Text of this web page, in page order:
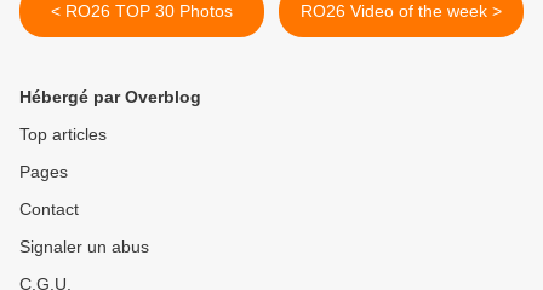
< RO26 TOP 30 Photos RO26 Video of the week >
Hébergé par Overblog
Top articles
Pages
Contact
Signaler un abus
C.G.U.